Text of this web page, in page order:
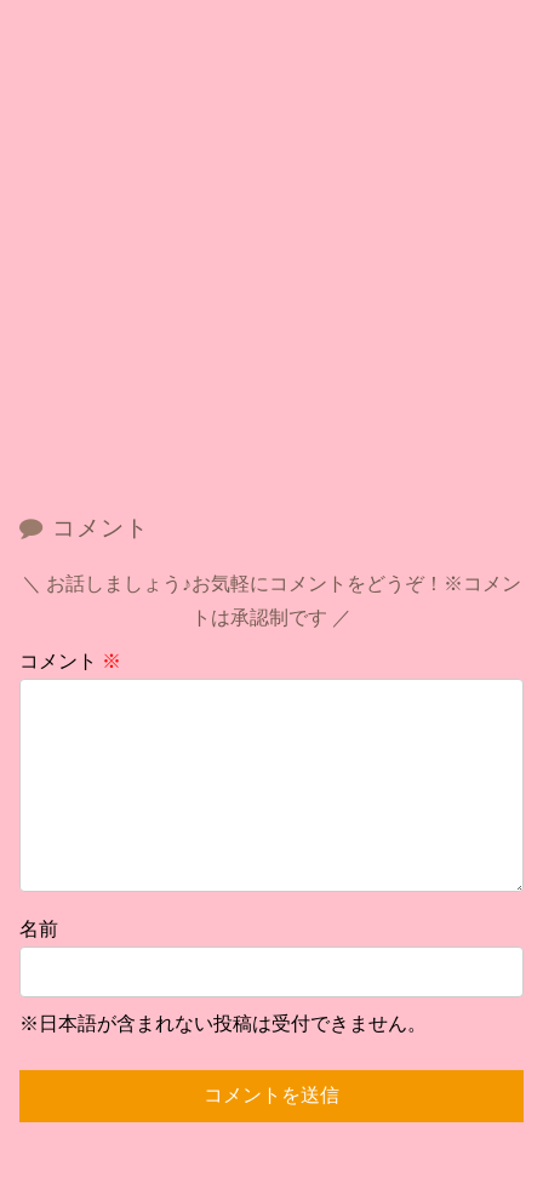
コメント
お話しましょう♪お気軽にコメントをどうぞ！※コメン
トは承認制です
コメント ※
名前
※日本語が含まれない投稿は受付できません。